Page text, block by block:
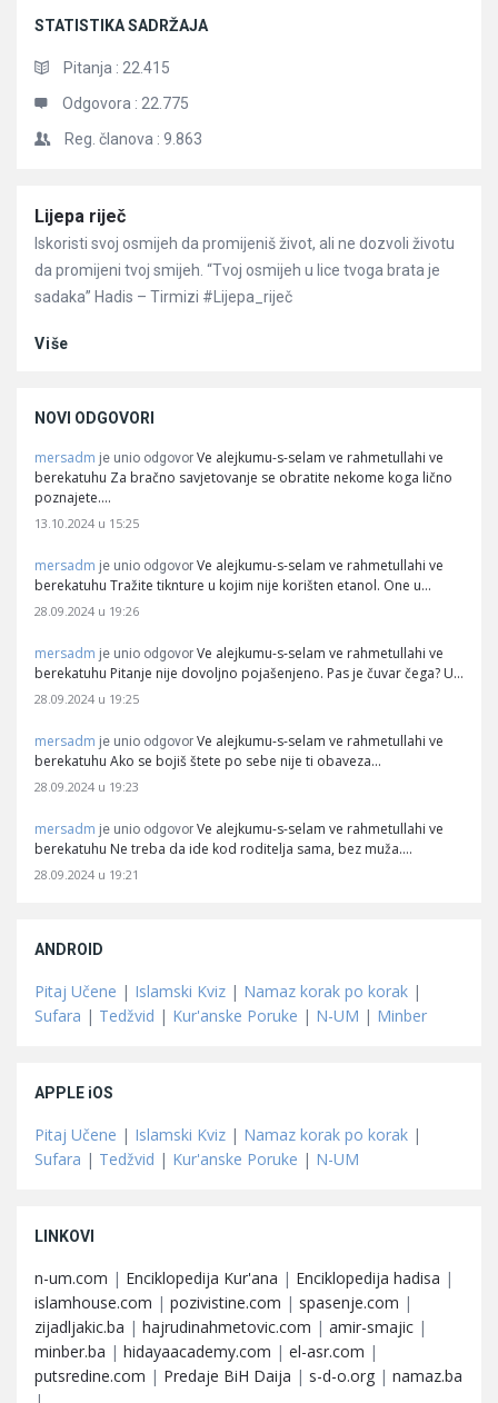
STATISTIKA SADRŽAJA
Pitanja : 22.415
Odgovora : 22.775
Reg. članova : 9.863
Članci
Lijepa riječ
Iskoristi svoj osmijeh da promijeniš život, ali ne dozvoli životu
da promijeni tvoj smijeh. “Tvoj osmijeh u lice tvoga brata je
sadaka” Hadis – Tirmizi #Lijepa_riječ
Više
NOVI ODGOVORI
mersadm je unio odgovor Ve alejkumu-s-selam ve rahmetullahi ve
berekatuhu Za bračno savjetovanje se obratite nekome koga lično
poznajete.…
13.10.2024 u 15:25
mersadm je unio odgovor Ve alejkumu-s-selam ve rahmetullahi ve
berekatuhu Tražite tiknture u kojim nije korišten etanol. One u…
28.09.2024 u 19:26
mersadm je unio odgovor Ve alejkumu-s-selam ve rahmetullahi ve
berekatuhu Pitanje nije dovoljno pojašenjeno. Pas je čuvar čega? U…
28.09.2024 u 19:25
mersadm je unio odgovor Ve alejkumu-s-selam ve rahmetullahi ve
berekatuhu Ako se bojiš štete po sebe nije ti obaveza…
28.09.2024 u 19:23
mersadm je unio odgovor Ve alejkumu-s-selam ve rahmetullahi ve
berekatuhu Ne treba da ide kod roditelja sama, bez muža.…
28.09.2024 u 19:21
ANDROID
Pitaj Učene | Islamski Kviz | Namaz korak po korak |
Sufara | Tedžvid | Kur'anske Poruke | N-UM | Minber
APPLE iOS
Pitaj Učene | Islamski Kviz | Namaz korak po korak |
Sufara | Tedžvid | Kur'anske Poruke | N-UM
LINKOVI
n-um.com | Enciklopedija Kur'ana | Enciklopedija hadisa |
islamhouse.com | pozivistine.com | spasenje.com |
zijadljakic.ba | hajrudinahmetovic.com | amir-smajic |
minber.ba | hidayaacademy.com | el-asr.com |
putsredine.com | Predaje BiH Daija | s-d-o.org | namaz.ba